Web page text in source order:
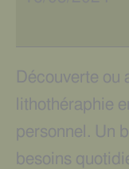
Découverte ou
lithothéraphie
personnel. Un
besoins